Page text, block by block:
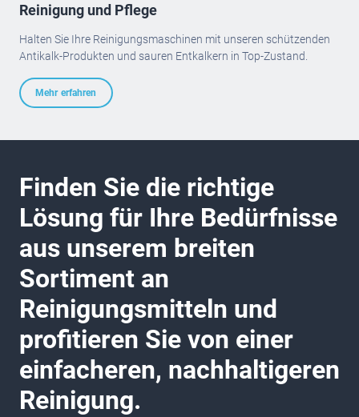
Reinigung und Pflege
Halten Sie Ihre Reinigungsmaschinen mit unseren schützenden
Antikalk-Produkten und sauren Entkalkern in Top-Zustand.
Mehr erfahren
Finden Sie die richtige
Lösung für Ihre Bedürfnisse
aus unserem breiten
Sortiment an
Reinigungsmitteln und
profitieren Sie von einer
einfacheren, nachhaltigeren
Reinigung.